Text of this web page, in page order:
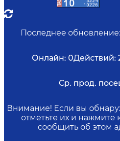
Последнее обновление:
Онлайн: 0Действий:
Ср. прод.
Внимание! Если вы
отметьте их и нажмите
сообщить об этом